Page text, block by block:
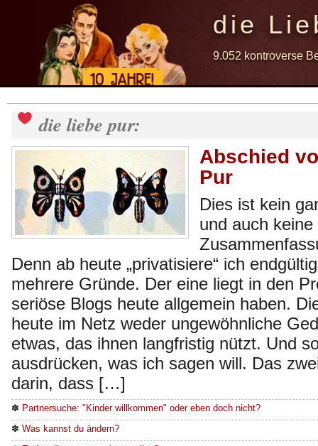
die
9.052 kontroverse
die liebe pur:
Abschied
Pur
Dies ist kein
und auch
Denn ab heute „privatisiere“ ich
mehrere Gründe. Der eine liegt in den
seriöse Blogs heute allgemein haben.
heute im Netz weder ungewöhnliche
etwas, das ihnen langfristig nützt. Und
ausdrücken, was ich sagen will. Das
darin, dass […]
✽ Partnersuche: "Kinder willkommen" oder eben doch nicht?
✽ Was kannst du ändern?